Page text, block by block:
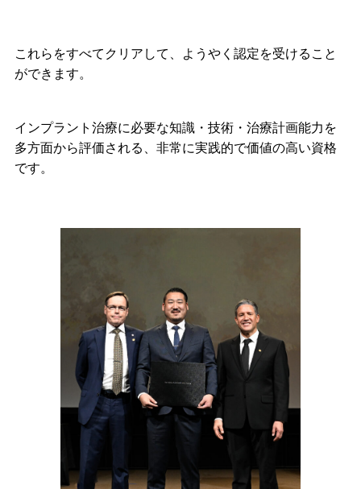
これらをすべてクリアして、ようやく認定を受けること
ができます。
インプラント治療に必要な知識・技術・治療計画能力を
多方面から評価される、非常に実践的で価値の高い資格
です。